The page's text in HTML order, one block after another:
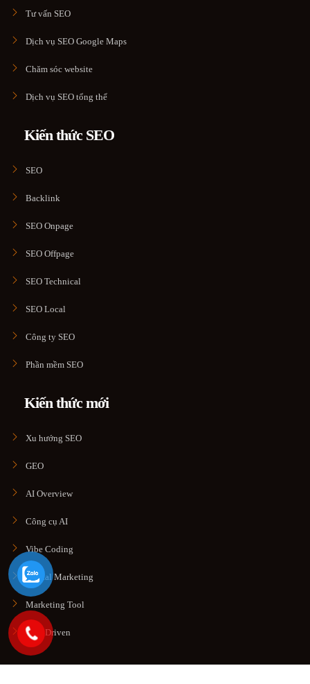
Tư vấn SEO
Dịch vụ SEO Google Maps
Chăm sóc website
Dịch vụ SEO tổng thể
Kiến thức SEO
SEO
Backlink
SEO Onpage
SEO Offpage
SEO Technical
SEO Local
Công ty SEO
Phần mềm SEO
Kiến thức mới
Xu hướng SEO
GEO
AI Overview
Công cụ AI
Vibe Coding
Digital Marketing
Marketing Tool
Data Driven